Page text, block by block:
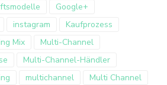
Google+
instagram
Kaufprozess
Mix
Multi-Channel
Multi-Channel-Händler
multichannel
Multi Channel